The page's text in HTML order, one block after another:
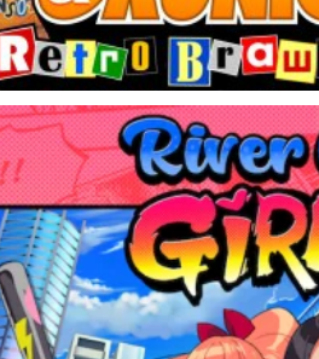
status/
kun Retro Brawler Bundle ประก
3 เกม และ Kunio-kun 4 เกม (ยุค
อีก 11 เกมที่เคยวางจำหน่ายบน
ตัวเกมใหม่ Kunio Kun เว
มใหม่ Kunio Kun เวอร์ชั่นหญิง River
ago